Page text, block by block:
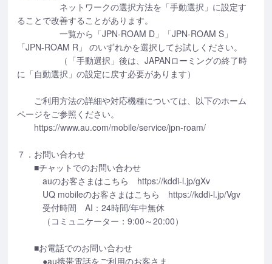
ネットワークの選択方法を「手動選択」に設定す
ることで改善することがあります。
一覧から「JPN-ROAM D」「JPN-ROAM S」
「JPN-ROAM R」 のいずれかを選択してお試しください。
（「手動選択」後は、JAPANローミングの終了時
に「自動選択」の設定に戻す必要があります）
ご利用方法の詳細や対応機種については、以下のホーム
ページをご参照ください。
https://www.au.com/mobile/service/jpn-roam/
７．お問い合わせ
■チャットでのお問い合わせ
auのお客さまはこちら https://kddi-l.jp/gXv
UQ mobileのお客さまはこちら https://kddi-l.jp/Vgv
受付時間 AI：24時間/年中無休
（コミュニケーター：9:00～20:00）
■お電話でのお問い合わせ
●au携帯電話をご利用のお客さま